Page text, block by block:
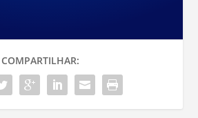
COMPARTILHAR: